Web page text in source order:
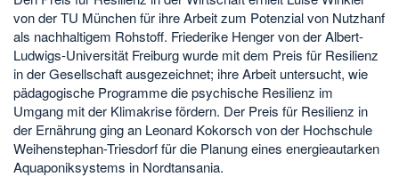
von der TU München für ihre Arbeit zum Potenzial von Nutzhanf
als nachhaltigem Rohstoff. Friederike Henger von der Albert-
Ludwigs-Universität Freiburg wurde mit dem Preis für Resilienz
in der Gesellschaft ausgezeichnet; ihre Arbeit untersucht, wie
pädagogische Programme die psychische Resilienz im
Umgang mit der Klimakrise fördern. Der Preis für Resilienz in
der Ernährung ging an Leonard Kokorsch von der Hochschule
Weihenstephan-Triesdorf für die Planung eines energieautarken
Aquaponiksystems in Nordtansania.